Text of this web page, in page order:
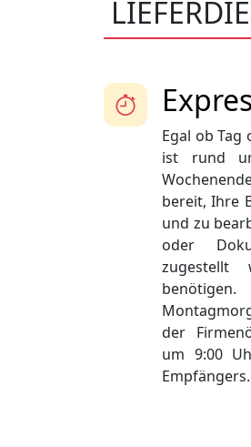
Egal ob Tag
ist rund
bereit, Ihre
und zu
oder
der
um 9:00
Empfängers.